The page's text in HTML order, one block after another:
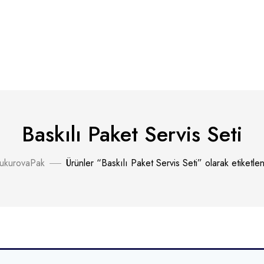
Baskılı Paket Servis Seti
Ürünler “Baskılı Paket Servis Seti” olarak